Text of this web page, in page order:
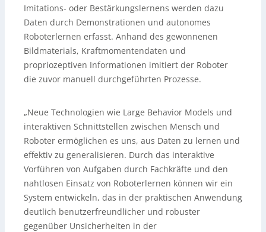
Imitations- oder Bestärkungslernens werden dazu
Daten durch Demonstrationen und autonomes
Roboterlernen erfasst. Anhand des gewonnenen
Bildmaterials, Kraftmomentendaten und
propriozeptiven Informationen imitiert der Roboter
die zuvor manuell durchgeführten Prozesse.
„Neue Technologien wie Large Behavior Models und
interaktiven Schnittstellen zwischen Mensch und
Roboter ermöglichen es uns, aus Daten zu lernen und
effektiv zu generalisieren. Durch das interaktive
Vorführen von Aufgaben durch Fachkräfte und den
nahtlosen Einsatz von Roboterlernen können wir ein
System entwickeln, das in der praktischen Anwendung
deutlich benutzerfreundlicher und robuster
gegenüber Unsicherheiten in der